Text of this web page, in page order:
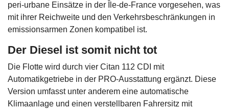
peri-urbane Einsätze in der Île-de-France vorgesehen, was
mit ihrer Reichweite und den Verkehrsbeschränkungen in
emissionsarmen Zonen kompatibel ist.
Der Diesel ist somit nicht tot
Die Flotte wird durch vier Citan 112 CDI mit
Automatikgetriebe in der PRO-Ausstattung ergänzt. Diese
Version umfasst unter anderem eine automatische
Klimaanlage und einen verstellbaren Fahrersitz mit